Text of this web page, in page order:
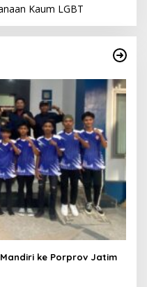
Kaum LGBT
ke Porprov Jatim